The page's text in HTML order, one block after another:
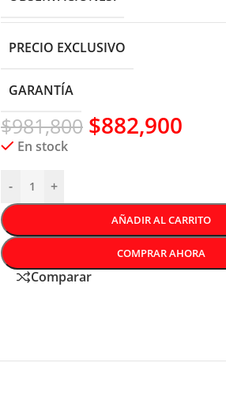
PRECIO EXCLUSIVO
GARANTÍA
$981,800 $882,900
En stock
- +
AÑADIR AL CARRITO
COMPRAR AHORA
Comparar